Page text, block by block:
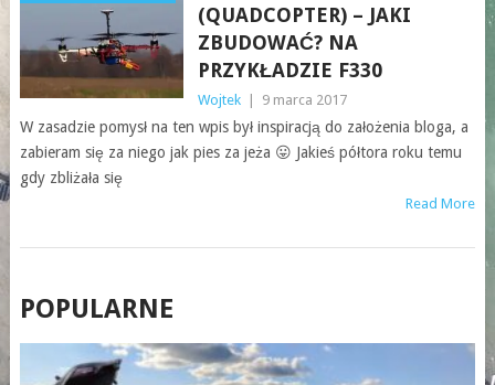
(QUADCOPTER) – JAKI
ZBUDOWAĆ? NA
PRZYKŁADZIE F330
Wojtek 9 marca 2017
W zasadzie pomysł na ten wpis był inspiracją do założenia bloga, a
zabieram się za niego jak pies za jeża 😛 Jakieś półtora roku temu
gdy zbliżała się
Read More
POSTS
NAVIGATION
POPULARNE